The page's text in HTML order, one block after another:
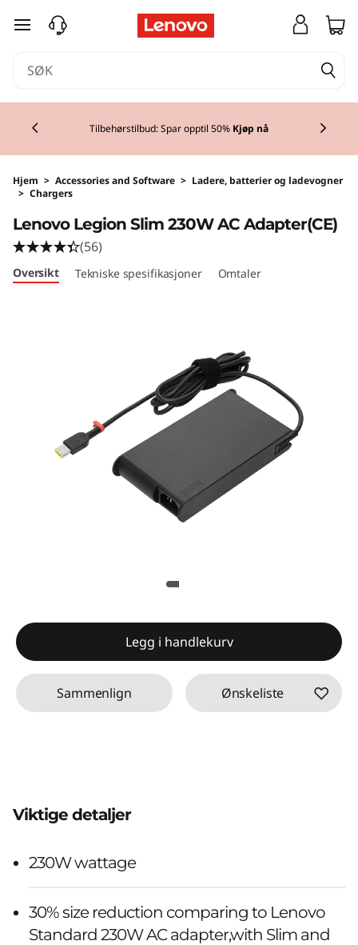
gå til hovedinnhold
Tilbehørstilbud: Spar opptil 50% Kjøp nå
Hjem > Accessories and Software > Ladere, batterier og ladevogner
> Chargers
Lenovo Legion Slim 230W AC Adapter(CE)
(56)
Oversikt Tekniske spesifikasjoner Omtaler
Legg i handlekurv
Sammenlign Ønskeliste
Viktige detaljer
230W wattage
30% size reduction comparing to Lenovo
Standard 230W AC adapter,with Slim and